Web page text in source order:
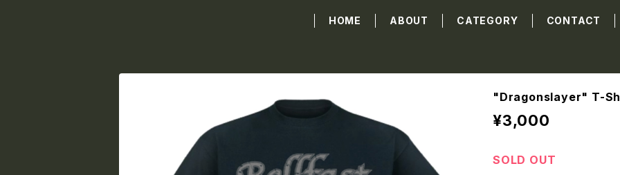
HOME ABOUT CATEGORY CONTACT
"Dragonslayer" T-
¥3,000
SOLD OUT